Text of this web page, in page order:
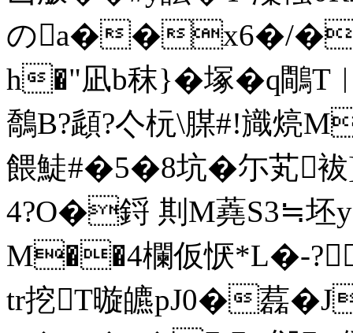
のa��x6�/��
h�"凪b秣}�塚�q鷼
鷮B?頿?亽杬\腜#!旘
餵鯐#�5�8坑�尓芄袚
4?O�鋝 剘M蕘S3≒坯
M��4欄仮恹*L�-
tr挖T暶皫pJ0�藞